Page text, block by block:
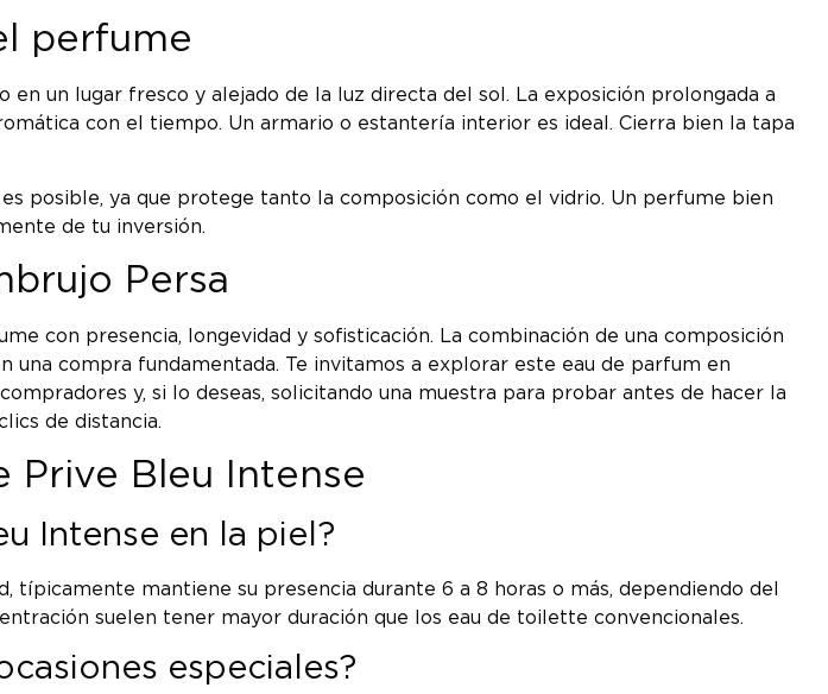
perfume
un lugar fresco y alejado de la luz directa del sol. La exposición prolongada a
con el tiempo. Un armario o estantería interior es ideal. Cierra bien la tapa
posible, ya que protege tanto la composición como el vidrio. Un perfume bien
de tu inversión.
Persa
con presencia, longevidad y sofisticación. La combinación de una composición
compra fundamentada. Te invitamos a explorar este eau de parfum en
y, si lo deseas, solicitando una muestra para probar antes de hacer la
de distancia.
Prive Bleu Intense
Intense en la piel?
típicamente mantiene su presencia durante 6 a 8 horas o más, dependiendo del
suelen tener mayor duración que los eau de toilette convencionales.
especiales?